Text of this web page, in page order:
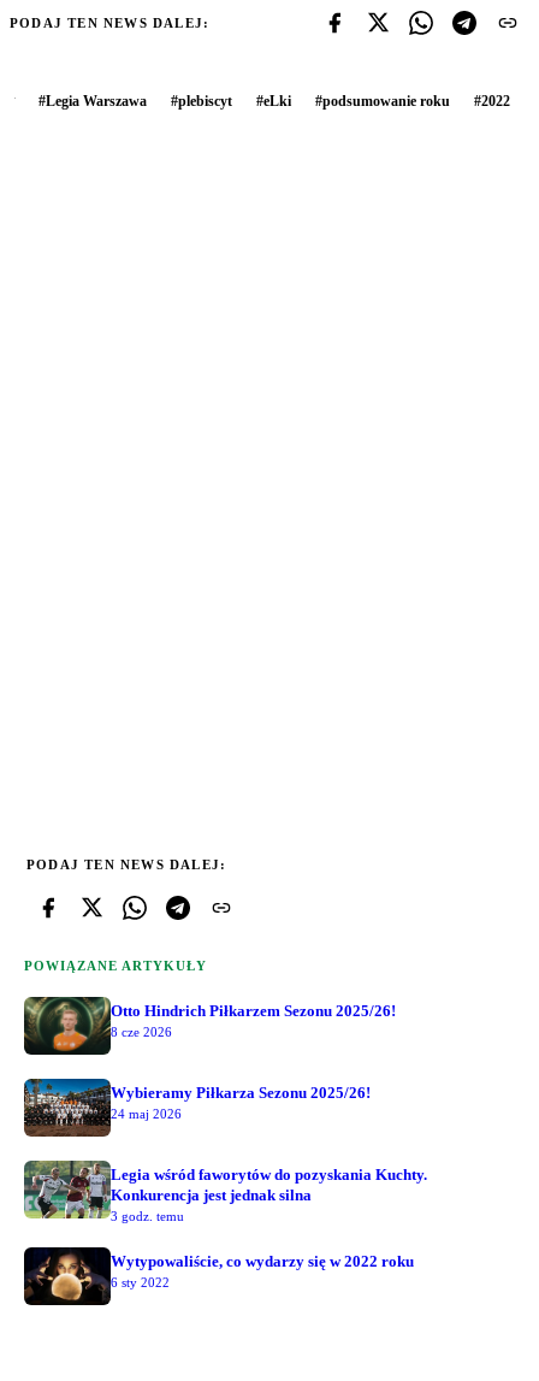
PODAJ TEN NEWS DALEJ:
#Legia Warszawa #plebiscyt #eLki #podsumowanie roku #2022
PODAJ TEN NEWS DALEJ:
POWIĄZANE ARTYKUŁY
Otto Hindrich Piłkarzem Sezonu 2025/26!
8 cze 2026
Wybieramy Piłkarza Sezonu 2025/26!
24 maj 2026
Legia wśród faworytów do pozyskania Kuchty.
Konkurencja jest jednak silna
3 godz. temu
Wytypowaliście, co wydarzy się w 2022 roku
6 sty 2022